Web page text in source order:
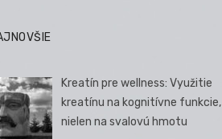
Kreatín pre wellness: Využitie
kreatínu na kognitívne funkcie,
nielen na svalovú hmotu